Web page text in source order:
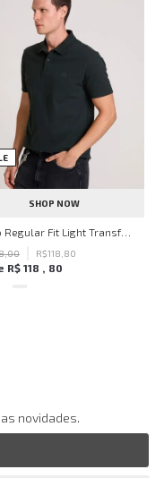
SHOP NOW
Polo Regular Fit Light Transfer Verde Escuro John John Masculina
,00 R$118 80
R$ 118 80
novidades.